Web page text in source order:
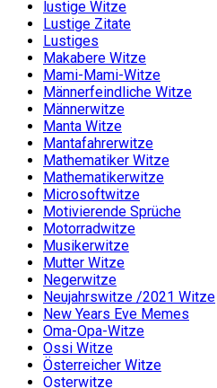
lustige Witze
Lustige Zitate
Lustiges
Makabere Witze
Mami-Mami-Witze
Männerfeindliche Witze
Männerwitze
Manta Witze
Mantafahrerwitze
Mathematiker Witze
Mathematikerwitze
Microsoftwitze
Motivierende Sprüche
Motorradwitze
Musikerwitze
Mutter Witze
Negerwitze
Neujahrswitze /2021 Witze
New Years Eve Memes
Oma-Opa-Witze
Ossi Witze
Österreicher Witze
Osterwitze